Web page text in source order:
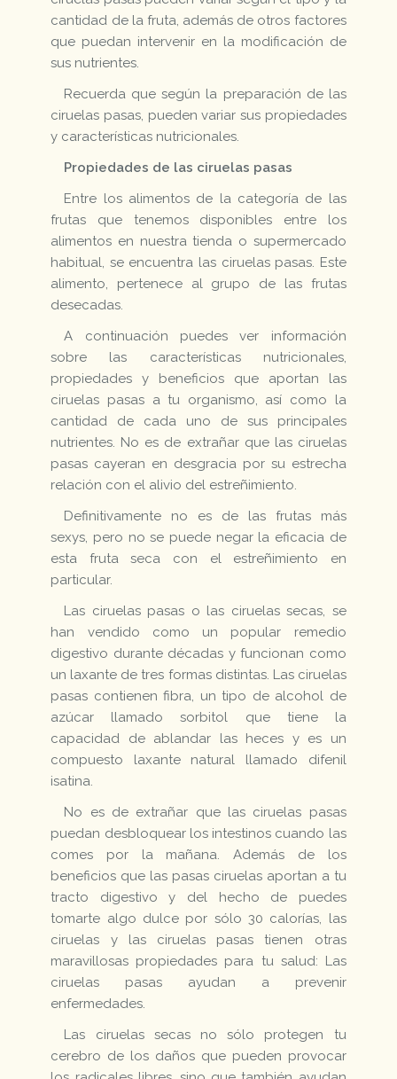
cantidad de la fruta, además de otros factores
que puedan intervenir en la modificación de
sus nutrientes.
Recuerda que según la preparación de las
ciruelas pasas, pueden variar sus propiedades
y características nutricionales.
Propiedades de las ciruelas pasas
Entre los alimentos de la categoría de las
frutas que tenemos disponibles entre los
alimentos en nuestra tienda o supermercado
habitual, se encuentra las ciruelas pasas. Este
alimento, pertenece al grupo de las frutas
desecadas.
A continuación puedes ver información
sobre las características nutricionales,
propiedades y beneficios que aportan las
ciruelas pasas a tu organismo, así como la
cantidad de cada uno de sus principales
nutrientes. No es de extrañar que las ciruelas
pasas cayeran en desgracia por su estrecha
relación con el alivio del estreñimiento.
Definitivamente no es de las frutas más
sexys, pero no se puede negar la eficacia de
esta fruta seca con el estreñimiento en
particular.
Las ciruelas pasas o las ciruelas secas, se
han vendido como un popular remedio
digestivo durante décadas y funcionan como
un laxante de tres formas distintas. Las ciruelas
pasas contienen fibra, un tipo de alcohol de
azúcar llamado sorbitol que tiene la
capacidad de ablandar las heces y es un
compuesto laxante natural llamado difenil
isatina.
No es de extrañar que las ciruelas pasas
puedan desbloquear los intestinos cuando las
comes por la mañana. Además de los
beneficios que las pasas ciruelas aportan a tu
tracto digestivo y del hecho de puedes
tomarte algo dulce por sólo 30 calorías, las
ciruelas y las ciruelas pasas tienen otras
maravillosas propiedades para tu salud: Las
ciruelas pasas ayudan a prevenir
enfermedades.
Las ciruelas secas no sólo protegen tu
cerebro de los daños que pueden provocar